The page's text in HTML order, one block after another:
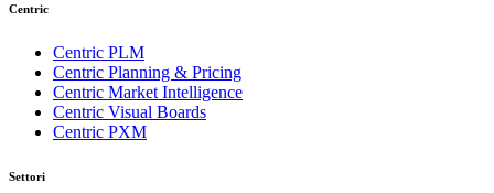
Centric
Centric PLM
Centric Planning & Pricing
Centric Market Intelligence
Centric Visual Boards
Centric PXM
Settori